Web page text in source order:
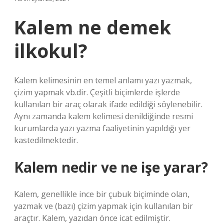
Kalem ne demek
ilkokul?
Kalem kelimesinin en temel anlamı yazı yazmak,
çizim yapmak vb.dir. Çeşitli biçimlerde işlerde
kullanılan bir araç olarak ifade edildiği söylenebilir.
Aynı zamanda kalem kelimesi denildiğinde resmi
kurumlarda yazı yazma faaliyetinin yapıldığı yer
kastedilmektedir.
Kalem nedir ve ne işe yarar?
Kalem, genellikle ince bir çubuk biçiminde olan,
yazmak ve (bazı) çizim yapmak için kullanılan bir
araçtır. Kalem, yazıdan önce icat edilmiştir.